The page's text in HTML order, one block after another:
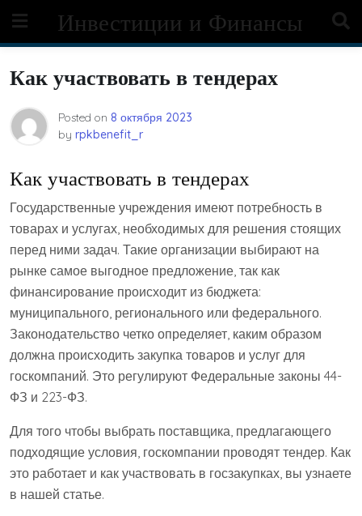
content
Инвестиции и Финансы
Как участвовать в тендерах
Posted on 8 октября 2023
by rpkbenefit_r
Как участвовать в тендерах
Государственные учреждения имеют потребность в
товарах и услугах, необходимых для решения стоящих
перед ними задач. Такие организации выбирают на
рынке самое выгодное предложение, так как
финансирование происходит из бюджета:
муниципального, регионального или федерального.
Законодательство четко определяет, каким образом
должна происходить закупка товаров и услуг для
госкомпаний. Это регулируют Федеральные законы 44-
ФЗ и 223-ФЗ.
Для того чтобы выбрать поставщика, предлагающего
подходящие условия, госкомпании проводят тендер. Как
это работает и как участвовать в госзакупках, вы узнаете
в нашей статье.